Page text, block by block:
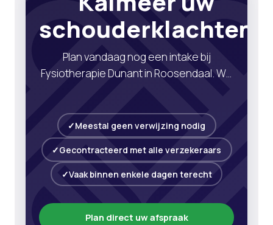
schouderklachten
Plan vandaag nog een intake bij
Fysiotherapie Dunant in Roosendaal. We
sterker te maken.
Meestal geen verwijzing nodig
Gecontracteerd met alle verzekeraars
Vaak binnen enkele dagen terecht
Plan direct uw afspraak